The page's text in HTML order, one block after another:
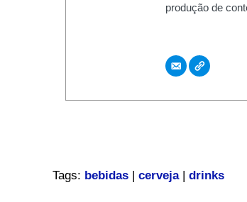
produção de
Tags: bebidas| cerveja| drinks